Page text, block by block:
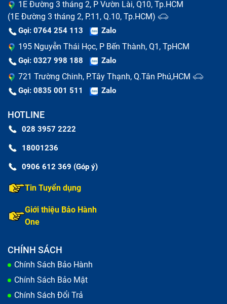
trực tiếp từ đối tối sản xuất pin của hãng hoặc các
hãng sản xuất khác tương đương, có nguồn gốc và
xuất xứ rõ ràng, có chất lượng cao và độ tương thích
với máy lớn. Vì thế giá cả thường cao hơn pin lô rất
nhiều. Còn pin linh kiện là loại pin thay thế có thể sử
dụng như pin bình thường nhưng chất lượng, tiêu
khi đi thay pin tablet iPad Air 5 M1 (đã bao gồm
công) bạn cần hỏi rõ loại pin mà cơ sở sửa chữa sử
dụng để thay thế cho bạn để tránh trường hợp trả tiền
thay pin chính hãng lại bị thay pin linh kiện.
1E Đường 3 tháng 2, P Vườn Lài, Q10, Tp.HCM
(1E Đường 3 tháng 2, P.11, Q.10, Tp.HCM)
Gọi: 0764 254 113 Zalo
195 Nguyễn Thái Học, P Bến Thành, Q1, TpHCM
Gọi: 0327 998 188 Zalo
721 Trường Chinh, P.Tây Thạnh, Q.Tân Phú,HCM
Gọi: 0835 001 511 Zalo
HOTLINE
028 3957 2222
18001236
0906 612 369 (Góp ý)
Tin Tuyển dụng
Giới thiệu Bảo Hành
One
CHÍNH SÁCH
Chính Sách Bảo Hành
Chính Sách Bảo Mật
Chính Sách Đổi Trả